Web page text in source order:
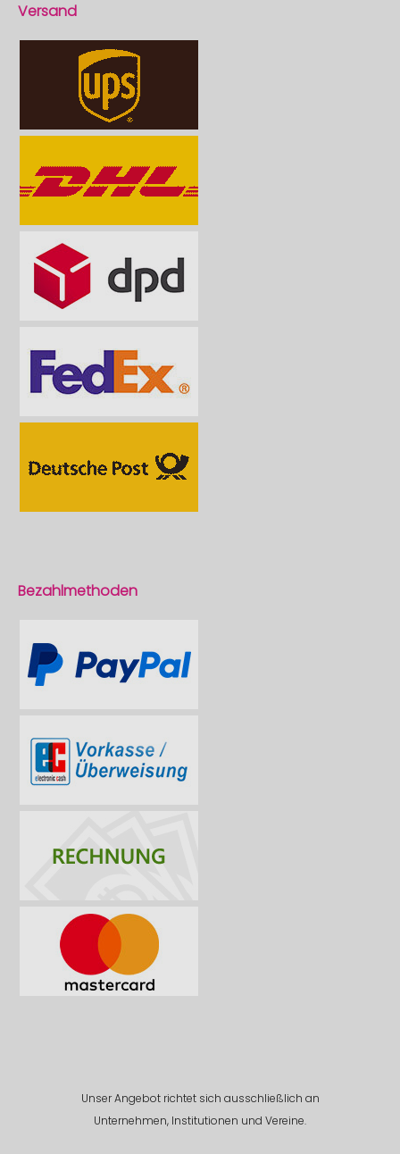
Versand
Bezahlmethoden
Unser Angebot richtet sich ausschließlich an
Unternehmen, Institutionen und Vereine.